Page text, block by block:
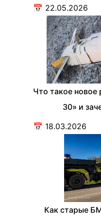
📅 22.05.2026
Что такое новое
30» и
📅 18.03.2026
Как старые